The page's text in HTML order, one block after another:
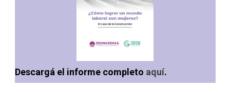
Descargá el informe completo aquí.